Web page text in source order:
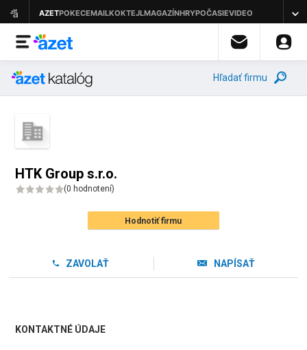
Hľadať firmu
HTK Group s.r.o.
(0 hodnotení)
Hodnotiť firmu
ZAVOLAŤ NAPÍSAŤ
KONTAKTNÉ ÚDAJE